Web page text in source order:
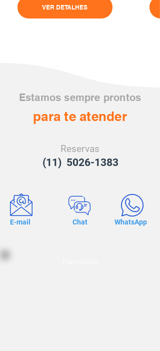
VER DETALHES
Estamos sempre prontos
para te atender
Reservas
(11) 5026-1383
E-mail Chat WhatsApp